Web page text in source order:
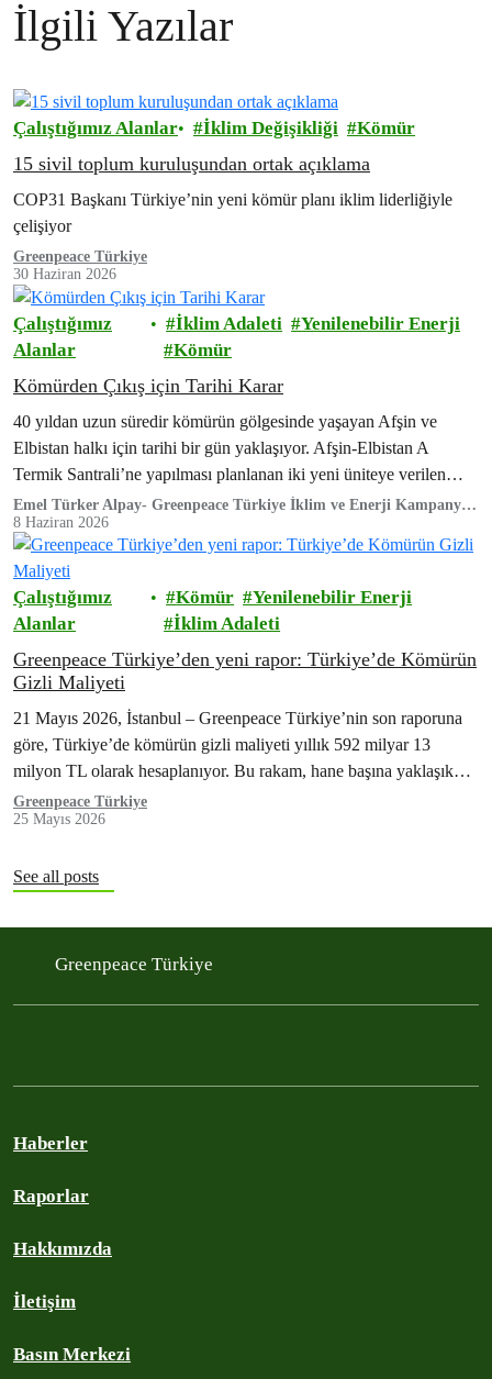
İlgili Yazılar
Çalıştığımız Alanlar İklim Değişikliği Kömür
15 sivil toplum kuruluşundan ortak açıklama
COP31 Başkanı Türkiye’nin yeni kömür planı iklim liderliğiyle
çelişiyor
Greenpeace Türkiye
30 Haziran 2026
Çalıştığımız
Alanlar
İklim Adaleti
Yenilenebilir Enerji
Kömür
Kömürden Çıkış için Tarihi Karar
40 yıldan uzun süredir kömürün gölgesinde yaşayan Afşin ve
Elbistan halkı için tarihi bir gün yaklaşıyor. Afşin-Elbistan A
Termik Santrali’ne yapılması planlanan iki yeni üniteye verilen
Çevresel Etki Değerlendirme (ÇED)…
Emel Türker Alpay- Greenpeace Türkiye İklim ve Enerji Kampanya
Sorumlusu
8 Haziran 2026
Çalıştığımız
Alanlar
Kömür
Yenilenebilir Enerji
İklim Adaleti
Greenpeace Türkiye’den yeni rapor: Türkiye’de Kömürün
Gizli Maliyeti
21 Mayıs 2026, İstanbul – Greenpeace Türkiye’nin son raporuna
göre, Türkiye’de kömürün gizli maliyeti yıllık 592 milyar 13
milyon TL olarak hesaplanıyor. Bu rakam, hane başına yaklaşık
21.500 TL’ye denk…
Greenpeace Türkiye
25 Mayıs 2026
See all posts
Greenpeace Türkiye
Haberler
Raporlar
Hakkımızda
İletişim
Basın Merkezi